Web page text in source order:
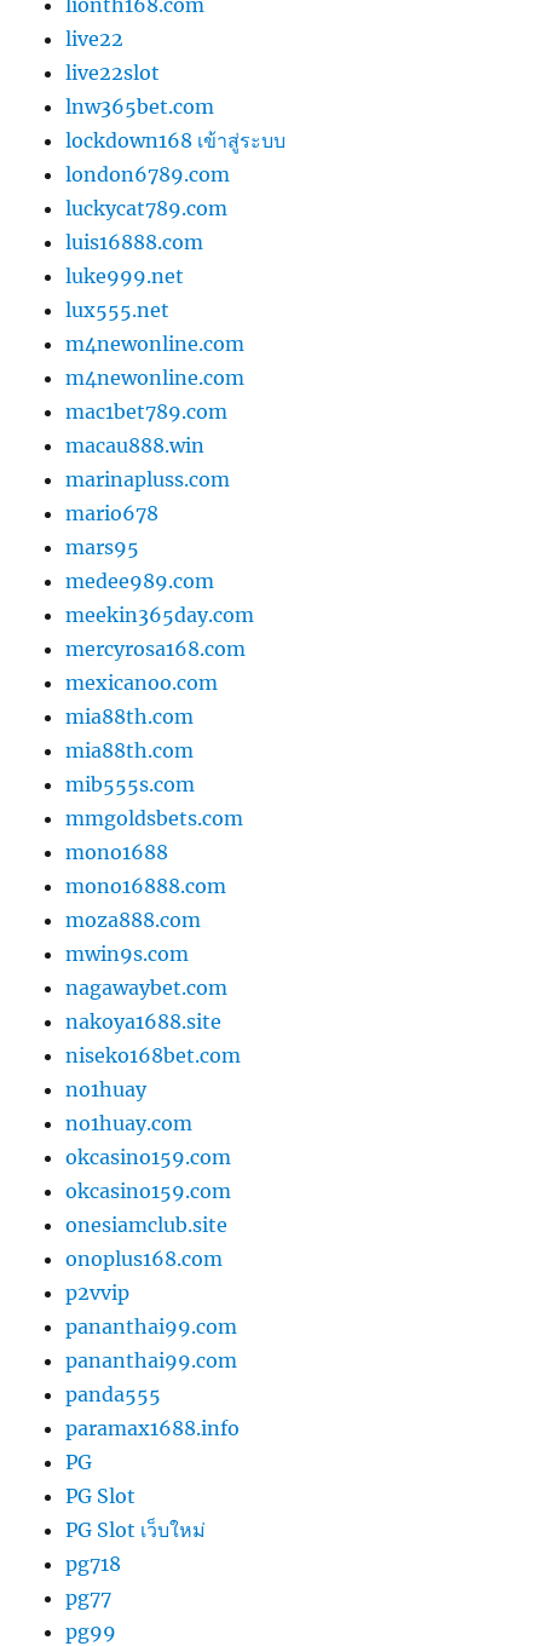
lionth168.com
live22
live22slot
lnw365bet.com
lockdown168 เข้าสู่ระบบ
london6789.com
luckycat789.com
luis16888.com
luke999.net
lux555.net
m4newonline.com
m4newonline.com
mac1bet789.com
macau888.win
marinapluss.com
mario678
mars95
medee989.com
meekin365day.com
mercyrosa168.com
mexicanoo.com
mia88th.com
mia88th.com
mib555s.com
mmgoldsbets.com
mono1688
mono16888.com
moza888.com
mwin9s.com
nagawaybet.com
nakoya1688.site
niseko168bet.com
no1huay
no1huay.com
okcasino159.com
okcasino159.com
onesiamclub.site
onoplus168.com
p2vvip
pananthai99.com
pananthai99.com
panda555
paramax1688.info
PG
PG Slot
PG Slot เว็บใหม่
pg718
pg77
pg99